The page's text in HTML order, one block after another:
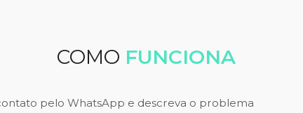
COMO FUNCIONA
pelo WhatsApp e descreva o problema